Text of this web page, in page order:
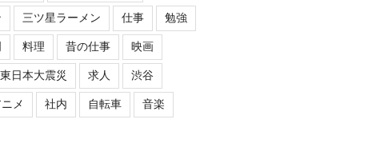
三ツ星ラーメン 仕事 勉強
料理 昔の仕事 映画
東日本大震災 求人 渋谷
メ 社内 自転車 音楽